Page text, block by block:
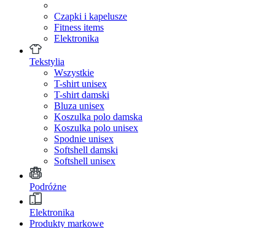
Czapki i kapelusze
Fitness items
Elektronika
Tekstylia
Wszystkie
T-shirt unisex
T-shirt damski
Bluza unisex
Koszulka polo damska
Koszulka polo unisex
Spodnie unisex
Softshell damski
Softshell unisex
Podróżne
Elektronika
Produkty markowe